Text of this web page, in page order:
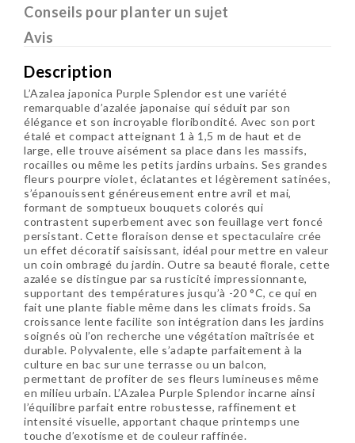
Conseils pour planter un sujet
Avis
Description
L’Azalea japonica Purple Splendor est une variété
remarquable d’azalée japonaise qui séduit par son
élégance et son incroyable floribondité. Avec son port
étalé et compact atteignant 1 à 1,5 m de haut et de
large, elle trouve aisément sa place dans les massifs,
rocailles ou même les petits jardins urbains. Ses grandes
fleurs pourpre violet, éclatantes et légèrement satinées,
s’épanouissent généreusement entre avril et mai,
formant de somptueux bouquets colorés qui
contrastent superbement avec son feuillage vert foncé
persistant. Cette floraison dense et spectaculaire crée
un effet décoratif saisissant, idéal pour mettre en valeur
un coin ombragé du jardin. Outre sa beauté florale, cette
azalée se distingue par sa rusticité impressionnante,
supportant des températures jusqu’à -20 °C, ce qui en
fait une plante fiable même dans les climats froids. Sa
croissance lente facilite son intégration dans les jardins
soignés où l’on recherche une végétation maîtrisée et
durable. Polyvalente, elle s’adapte parfaitement à la
culture en bac sur une terrasse ou un balcon,
permettant de profiter de ses fleurs lumineuses même
en milieu urbain. L’Azalea Purple Splendor incarne ainsi
l’équilibre parfait entre robustesse, raffinement et
intensité visuelle, apportant chaque printemps une
touche d’exotisme et de couleur raffinée.